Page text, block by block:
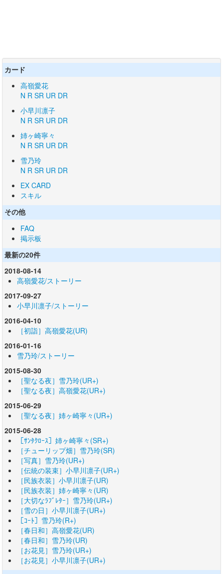
カード
高嶺愛花
N R SR UR DR
小早川凛子
N R SR UR DR
姉ヶ崎寧々
N R SR UR DR
雪乃玲
N R SR UR DR
EX CARD
スキル
その他
FAQ
掲示板
最新の20件
2018-08-14
高嶺愛花/ストーリー
2017-09-27
小早川凛子/ストーリー
2016-04-10
［初詣］高嶺愛花(UR)
2016-01-16
雪乃玲/ストーリー
2015-08-30
［聖なる夜］雪乃玲(UR+)
［聖なる夜］高嶺愛花(UR+)
2015-06-29
［聖なる夜］姉ヶ崎寧々(UR+)
2015-06-28
［ｻﾝﾀｸﾛｰｽ］姉ヶ崎寧々(SR+)
［チューリップ畑］雪乃玲(SR)
［写真］雪乃玲(UR+)
［伝統の装束］小早川凛子(UR+)
［民族衣装］小早川凛子(UR)
［民族衣装］姉ヶ崎寧々(UR)
［大切なﾗﾌﾞﾚﾀｰ］雪乃玲(UR+)
［雪の日］小早川凛子(UR+)
［ｺｰﾄ］雪乃玲(R+)
［春日和］高嶺愛花(UR)
［春日和］雪乃玲(UR)
［お花見］雪乃玲(UR+)
［お花見］小早川凛子(UR+)